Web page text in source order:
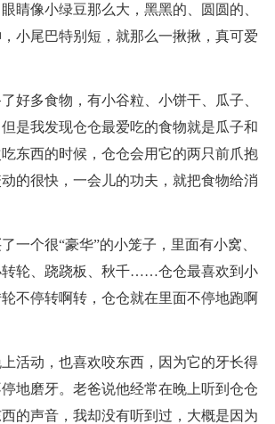
睛像小绿豆那么大，黑黑的、圆圆的、
小尾巴特别短，就那么一揪揪，真可爱
好多食物，有小谷粒、小饼干、瓜子、
是我发现仓仓最爱吃的食物就是瓜子和
东西的时候，仓仓会用它的两只前爪抱
的很快，一会儿的功夫，就把食物给消
一个很“豪华”的小笼子，里面有小窝、
转轮、跷跷板、秋千……仓仓最喜欢到小
不停转啊转，仓仓就在里面不停地跑啊
活动，也喜欢咬东西，因为它的牙长得
地磨牙。老爸说他经常在晚上听到仓仓
的声音，我却没有听到过，大概是因为